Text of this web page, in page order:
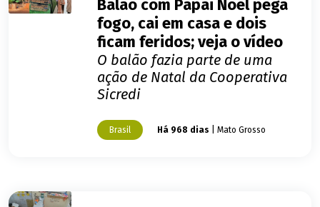
Balão com Papai Noel pega
fogo, cai em casa e dois
ficam feridos; veja o vídeo
O balão fazia parte de uma
ação de Natal da Cooperativa
Sicredi
Brasil Há 968 dias | Mato Grosso